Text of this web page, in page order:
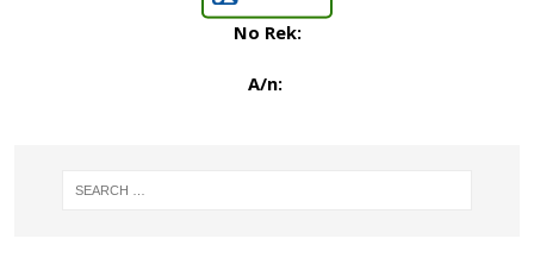
No Rek:
A/n: